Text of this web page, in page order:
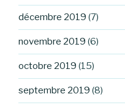
décembre 2019 (7)
novembre 2019 (6)
octobre 2019 (15)
septembre 2019 (8)